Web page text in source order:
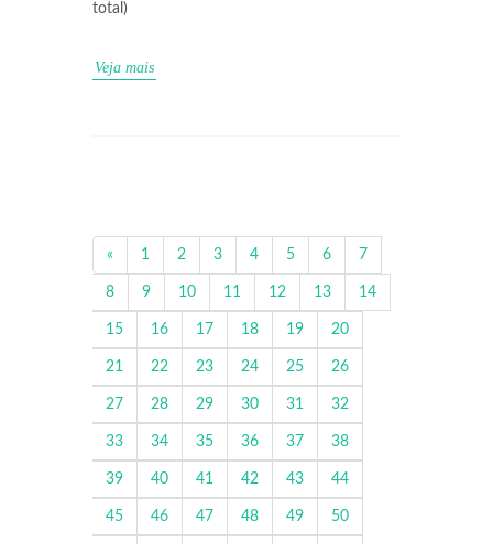
total)
Veja mais
« 1 2 3 4 5 6 7
8 9 10 11 12 13 14
15 16 17 18 19 20
21 22 23 24 25 26
27 28 29 30 31 32
33 34 35 36 37 38
39 40 41 42 43 44
45 46 47 48 49 50